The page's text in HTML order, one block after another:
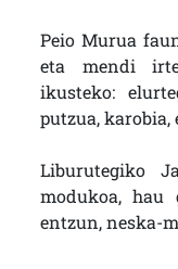
Peio Murua
eta mendi
ikusteko:
putzua,
Liburutegiko
modukoa, hau
entzun, neska-